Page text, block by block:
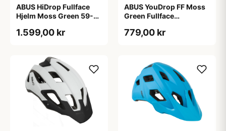
ABUS HiDrop Fullface
Hjelm Moss Green 59-
1.599,00 kr
ABUS YouDrop FF Moss
Green Fullface
779,00 kr